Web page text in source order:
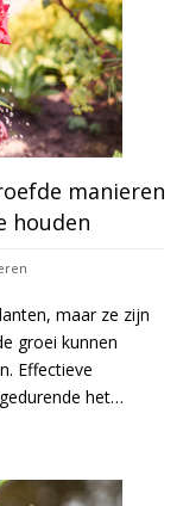
manieren
houden
maar ze zijn
groei kunnen
Effectieve
het…